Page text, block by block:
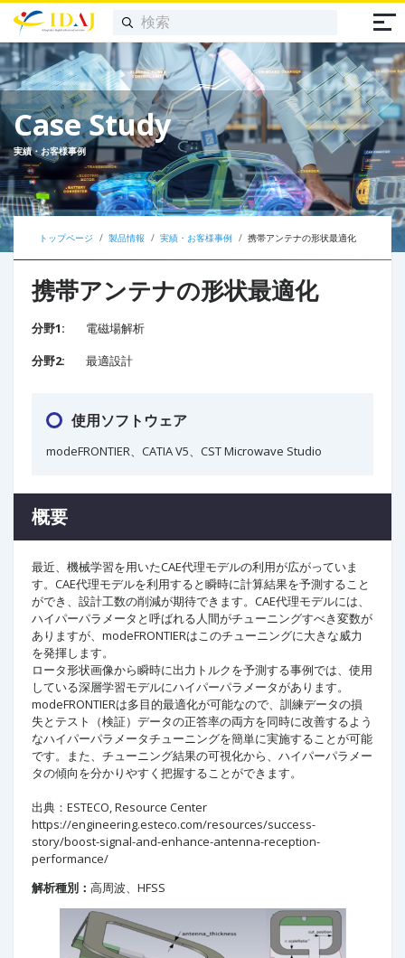
Case Study
実績・お客様事例
トップページ 製品情報 実績・お客様事例 携帯アンテナの形状最適化​
携帯アンテナの形状最適化​
分野1:
電磁場解析
分野2:
最適設計
使用ソフトウェア
modeFRONTIER、CATIA V5、CST Microwave Studio
概要
最近、機械学習を用いたCAE代理モデルの利用が広がっていま
す。CAE代理モデルを利用すると瞬時に計算結果を予測すること
ができ、設計工数の削減が期待できます。CAE代理モデルには、
ハイパーパラメータと呼ばれる人間がチューニングすべき変数が
ありますが、modeFRONTIERはこのチューニングに大きな威力
を発揮します。
ロータ形状画像から瞬時に出力トルクを予測する事例では、使用
している深層学習モデルにハイパーパラメータがあります。
modeFRONTIERは多目的最適化が可能なので、訓練データの損
失とテスト（検証）データの正答率の両方を同時に改善するよう
なハイパーパラメータチューニングを簡単に実施することが可能
です。また、チューニング結果の可視化から、ハイパーパラメー
タの傾向を分かりやすく把握することができます。
出典：ESTECO, Resource Center
https://engineering.esteco.com/resources/success-
story/boost-signal-and-enhance-antenna-reception-
performance/
解析種別： 高周波、HFSS